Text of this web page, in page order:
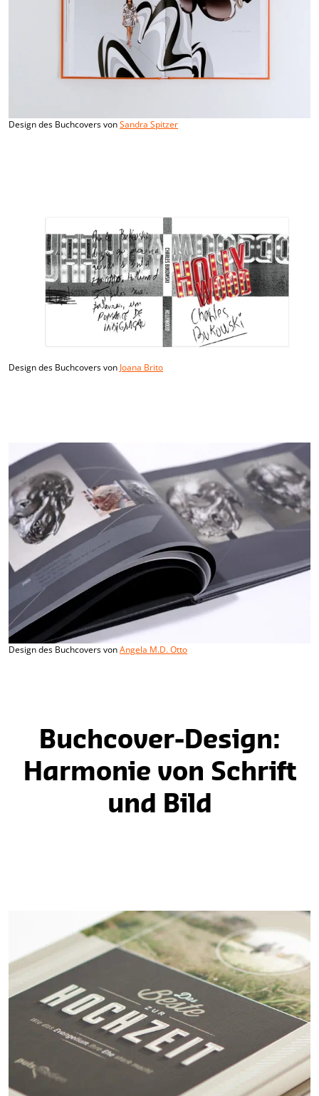
Design des Buchcovers vonSandra Spitzer
Design des Buchcovers von Joana Brito
Design des Buchcovers vonAngela M.D. Otto
Buchcover-Design:
Harmonie von Schrift
und Bild